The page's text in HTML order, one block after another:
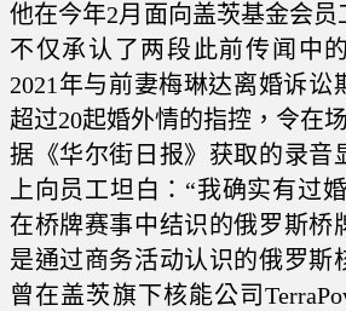
他在今年2月面向盖茨基金会员
不仅承认了两段此前传闻中
2021年与前妻梅琳达离婚诉讼
超过20起婚外情的指控，令在
据《华尔街日报》获取的录音
上向员工坦白：“我确实有
在桥牌赛事中结识的俄罗斯桥
是通过商务活动认识的俄罗斯
曾在盖茨旗下核能公司